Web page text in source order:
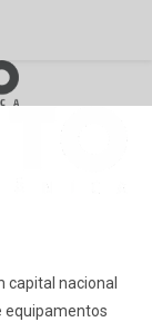
capital nacional
equipamentos